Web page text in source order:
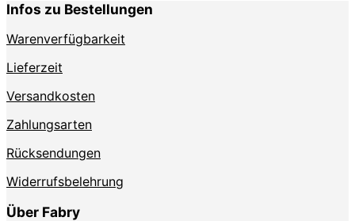
der
Produktseite
gewählt
Infos zu Bestellungen
Warenverfügbarkeit
Lieferzeit
Versandkosten
Zahlungsarten
Rücksendungen
Widerrufsbelehrung
Über Fabry